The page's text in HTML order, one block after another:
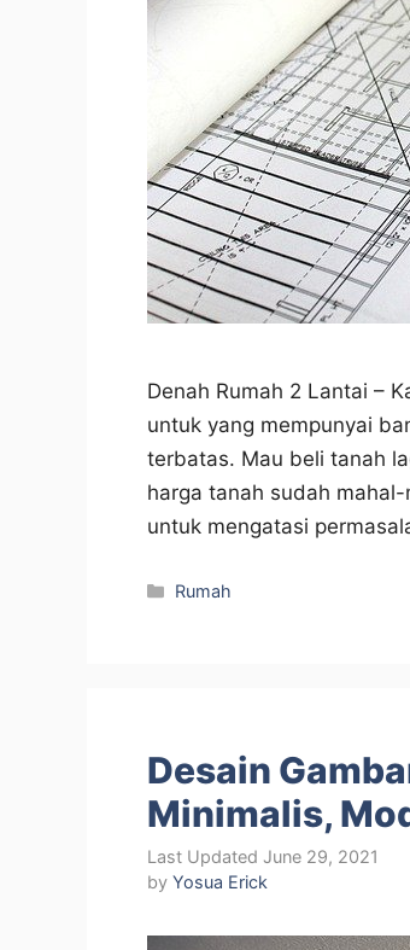
Denah Rumah 2 Lantai –
untuk yang mempunyai
terbatas. Mau beli tanah
harga tanah sudah
untuk mengatasi
Categories
Rumah
Desain
Minimalis,
June 29, 2021
by Yosua Erick